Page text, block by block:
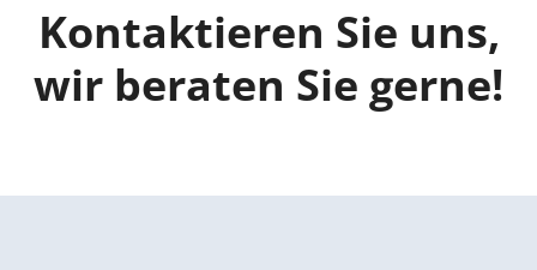
Kontaktieren Sie uns,
wir beraten Sie gerne!